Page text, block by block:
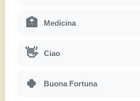
🏥 Medicina
👋 Ciao
🍀 Buona Fortuna